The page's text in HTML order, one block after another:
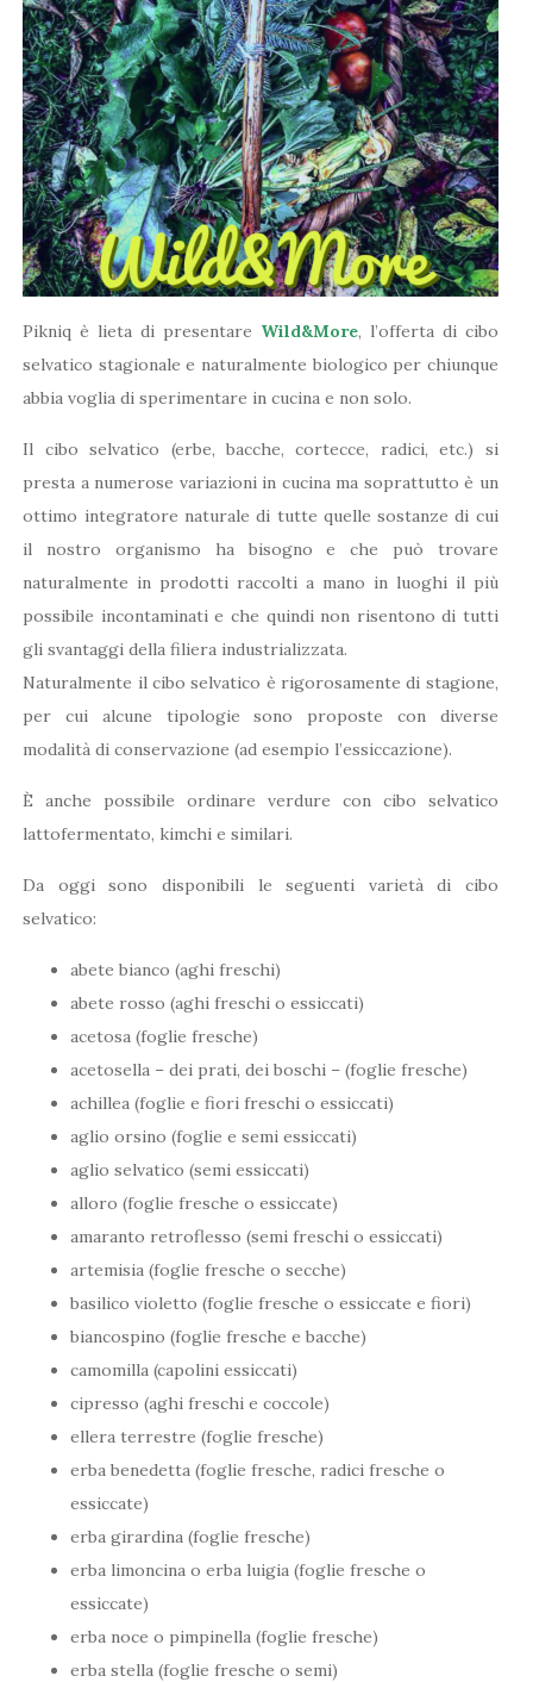
Pikniq è lieta di presentare Wild&More, l’offerta di cibo
selvatico stagionale e naturalmente biologico per chiunque
abbia voglia di sperimentare in cucina e non solo.
Il cibo selvatico (erbe, bacche, cortecce, radici, etc.) si
presta a numerose variazioni in cucina ma soprattutto è un
ottimo integratore naturale di tutte quelle sostanze di cui
il nostro organismo ha bisogno e che può trovare
naturalmente in prodotti raccolti a mano in luoghi il più
possibile incontaminati e che quindi non risentono di tutti
gli svantaggi della filiera industrializzata.
Naturalmente il cibo selvatico è rigorosamente di stagione,
per cui alcune tipologie sono proposte con diverse
modalità di conservazione (ad esempio l’essiccazione).
È anche possibile ordinare verdure con cibo selvatico
lattofermentato, kimchi e similari.
Da oggi sono disponibili le seguenti varietà di cibo
selvatico:
abete bianco (aghi freschi)
abete rosso (aghi freschi o essiccati)
acetosa (foglie fresche)
acetosella – dei prati, dei boschi – (foglie fresche)
achillea (foglie e fiori freschi o essiccati)
aglio orsino (foglie e semi essiccati)
aglio selvatico (semi essiccati)
alloro (foglie fresche o essiccate)
amaranto retroflesso (semi freschi o essiccati)
artemisia (foglie fresche o secche)
basilico violetto (foglie fresche o essiccate e fiori)
biancospino (foglie fresche e bacche)
camomilla (capolini essiccati)
cipresso (aghi freschi e coccole)
ellera terrestre (foglie fresche)
erba benedetta (foglie fresche, radici fresche o
essiccate)
erba girardina (foglie fresche)
erba limoncina o erba luigia (foglie fresche o
essiccate)
erba noce o pimpinella (foglie fresche)
erba stella (foglie fresche o semi)